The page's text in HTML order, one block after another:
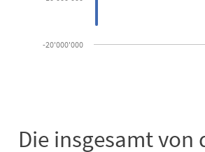
-20'000'000
Die insgesamt von